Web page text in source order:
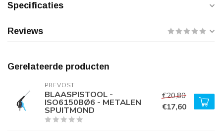
Specificaties
Reviews
Gerelateerde producten
PREVOST
BLAASPISTOOL -
ISO6150BØ6 - METALEN
SPUITMOND
€20,80
€17,60